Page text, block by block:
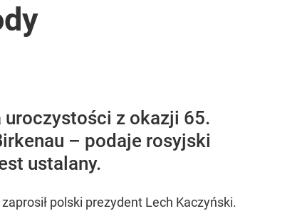
z okazji 65.
– podaje rosyjski
ustalany.
polski prezydent Lech Kaczyński.